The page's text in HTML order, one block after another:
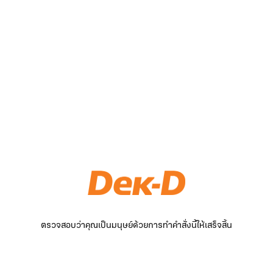
ตรวจสอบว่าคุณเป็นมนุษย์ด้วยการทำคำสั่งนี้ให้เสร็จสิ้น